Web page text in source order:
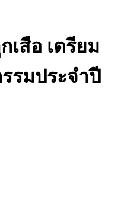
เสือ เตรียม
รมประจำปี